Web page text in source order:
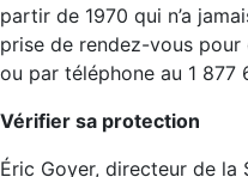
partir de 1970 qui n’a
prise de rendez-vous
ou par téléphone au 1 877
Vérifier sa protection
Éric Goyer, directeur de la